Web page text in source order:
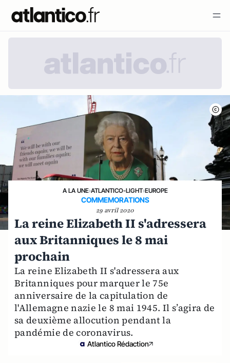
A LA UNE›ATLANTICO-LIGHT›EUROPE
COMMEMORATIONS
29 avril 2020
La reine Elizabeth II s'adressera
aux Britanniques le 8 mai
prochain
La reine Elizabeth II s'adressera aux
Britanniques pour marquer le 75e
anniversaire de la capitulation de
l'Allemagne nazie le 8 mai 1945. Il s’agira de
sa deuxième allocution pendant la
pandémie de coronavirus.
Atlantico Rédaction